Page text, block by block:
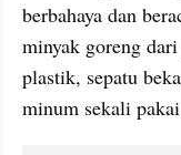
berbahaya dan
minyak goreng
plastik, sepatu
minum sekali